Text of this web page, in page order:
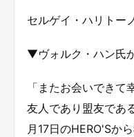
セルゲイ・ハリトー
▼ヴォルク・ハン氏
「またお会いできて
友人であり盟友であ
月17日のHERO'Sか